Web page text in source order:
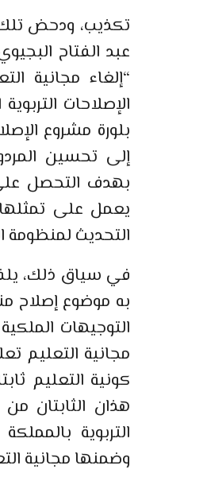
تكذيب، ودحض
عبد الفتاح
“إلغاء مجانية
الإصلاحات
بلورة مشروع
إلى تحسين
بهدف التحصل على
يعمل على
التحديث لمنظومة
في سياق ذلك،
به موضوع إصلاح
التوجيهات
مجانية التعليم
كونية التعليم
هذان الثابتان
التربوية
وضمنها مجانية